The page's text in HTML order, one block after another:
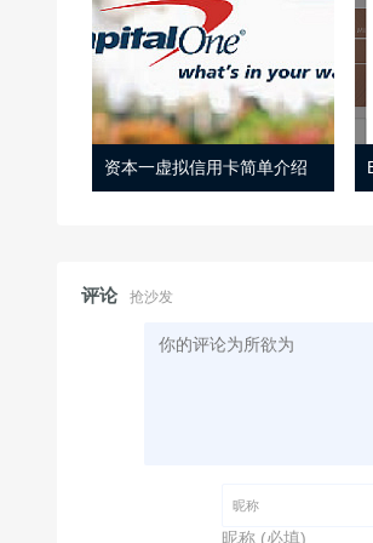
资本一虚拟信用卡简单介绍
评论 抢沙发
昵称 (必填)